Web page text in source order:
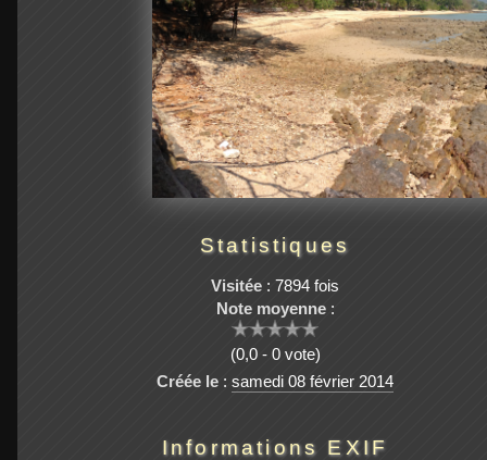
Statistiques
Visitée : 7894 fois
Note moyenne:
(0,0 - 0 vote)
Créée le : samedi 08 février 2014
Informations EXIF